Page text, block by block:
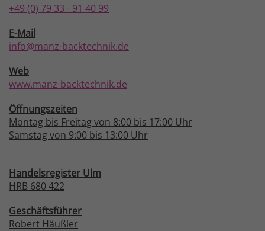
+49 (0) 79 33 - 91 40 99
E-Mail
info@manz-backtechnik.de
Web
www.manz-backtechnik.de
Öffnungszeiten
Montag bis Freitag von 8:00 bis 17:00 Uhr
Samstag von 9:00 bis 13:00 Uhr
Handelsregister Ulm
HRB 680 422
Geschäftsführer
Robert Häußler